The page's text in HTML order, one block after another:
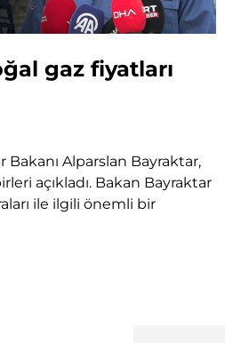
gaz fiyatları
Bakanı Alparslan Bayraktar,
açıkladı. Bakan Bayraktar
ile ilgili önemli bir